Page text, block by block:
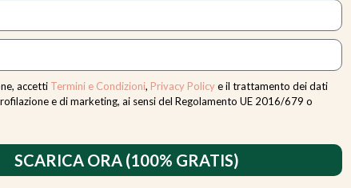
accetti Termini e Condizioni, Privacy Policye il trattamento dei dati
e di marketing, ai sensi del Regolamento UE 2016/679 o
SCARICA ORA (100% GRATIS)